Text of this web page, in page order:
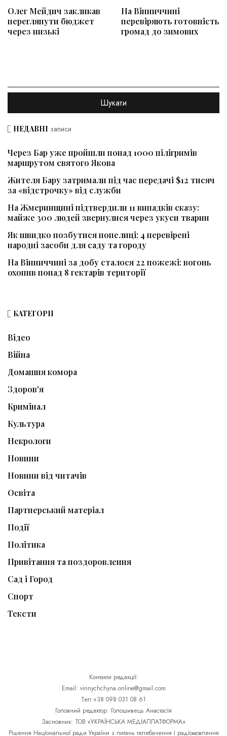
Олег Мейдич закликав
переглянути бюджет
через низькі
На Вінниччині
перевіряють готовність
громад до зимових
НЕДАВНІ записи
Через Бар уже пройшли понад 1000 пілігримів
маршрутом святого Якова
Жителя Бару затримали під час передачі $12 тисяч
за «відстрочку» від служби
На Жмеринщині підтвердили 11 випадків сказу:
майже 300 людей звернулися через укуси тварин
Як швидко позбутися попелиці: 4 перевірені
народні засоби для саду та городу
На Вінниччині за добу сталося 22 пожежі: вогонь
охопив понад 8 гектарів території
КАТЕГОРІЇ
Відео
Війна
Домашня комора
Здоров'я
Кримінал
Культура
Некрологи
Новини
Новини від читачів
Освіта
Партнерський матеріал
Події
Політика
Привітання та поздоровлення
Сад і Город
Спорт
Тексти
Контакти редакції:
Email: vinnychchyna.online@gmail.com
Тел:+38 098 031 08 61
Головний редактор: Голошивець Анастасія
Засновник: ТОВ «УКРАЇНСЬКА МЕДІАПЛАТФОРМА»
Рішення Національної ради України з питань телебачення і радіомовлення